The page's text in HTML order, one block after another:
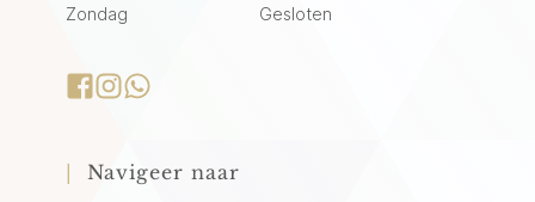
Zondag
Gesloten
| Navigeer naar